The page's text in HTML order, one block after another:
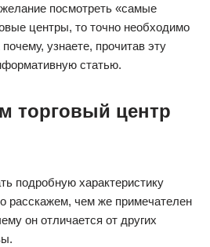
посмотреть «самые
центры, то точно необходимо
узнаете, прочитав эту
статью.
торговый центр
подробную характеристику
расскажем, чем же примечателен
он отличается от других